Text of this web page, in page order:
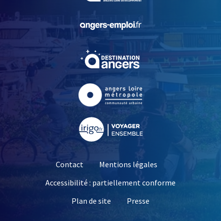
, Ouvre une nouvelle
, Ouvre une nouvelle
Contact
Mentions légales
Accessibilité : partiellement conforme
Plan de site
Presse